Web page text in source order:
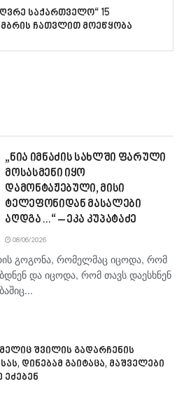
საქართველო“ 15
ჩათვლით მოეწყობა
„ნია იმნაძის სახლში ფარული
მოსასმენი იყო
დამონტაჟებული, მისი
ტელეფონიდან მასალები
აღდგა…“ – ეკა კუპატაძე
08/06/2026
გოგონა, რომელმაც იცოდა, რომ
და იცოდა, რომ თავს დაესხნენ
შვილის გადარჩენის
დინებამ გაიტაცა, მაშველები